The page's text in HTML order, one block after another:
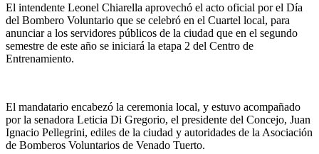
El intendente Leonel Chiarella aprovechó el acto oficial por el Día
del Bombero Voluntario que se celebró en el Cuartel local, para
anunciar a los servidores públicos de la ciudad que en el segundo
semestre de este año se iniciará la etapa 2 del Centro de
Entrenamiento.
El mandatario encabezó la ceremonia local, y estuvo acompañado
por la senadora Leticia Di Gregorio, el presidente del Concejo, Juan
Ignacio Pellegrini, ediles de la ciudad y autoridades de la Asociación
de Bomberos Voluntarios de Venado Tuerto.